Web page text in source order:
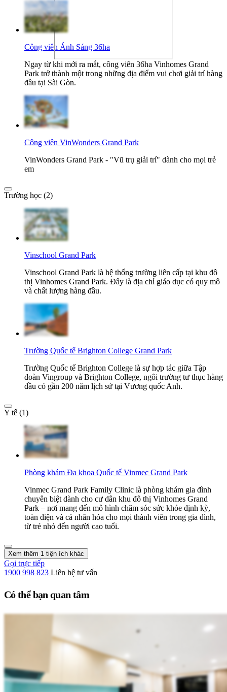
Công viên Ánh Sáng 36ha
Ngay từ khi mới ra mắt, công viên 36ha Vinhomes Grand
Park trở thành một trong những địa điểm vui chơi giải trí hàng
đầu tại Sài Gòn.
Công viên VinWonders Grand Park
VinWonders Grand Park - "Vũ trụ giải trí" dành cho mọi trẻ
em
Trường học (2)
Vinschool Grand Park
Vinschool Grand Park là hệ thống trường liên cấp tại khu đô
thị Vinhomes Grand Park. Đây là địa chỉ giáo dục có quy mô
và chất lượng hàng đầu.
Trường Quốc tế Brighton College Grand Park
Trường Quốc tế Brighton College là sự hợp tác giữa Tập
đoàn Vingroup và Brighton College, ngôi trường tư thục hàng
đầu có gần 200 năm lịch sử tại Vương quốc Anh.
Y tế (1)
Phòng khám Đa khoa Quốc tế Vinmec Grand Park
Vinmec Grand Park Family Clinic là phòng khám gia đình
chuyên biệt dành cho cư dân khu đô thị Vinhomes Grand
Park – nơi mang đến mô hình chăm sóc sức khỏe định kỳ,
toàn diện và cá nhân hóa cho mọi thành viên trong gia đình,
từ trẻ nhỏ đến người cao tuổi.
Xem thêm 1 tiện ích khác
Gọi trực tiếp
1900 998 823 Liên hệ tư vấn
Có thể bạn quan tâm